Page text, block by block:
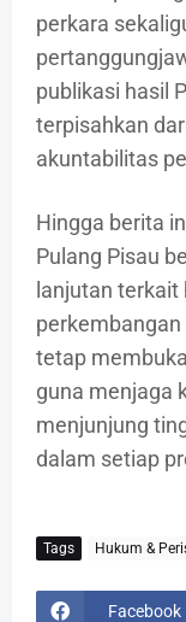
perkara
publikasi hasil
terpisahkan
akuntabilitas
Hingga berita
Pulang Pisau
lanjutan terkait
tetap
guna menjaga
menjunjung
dalam setiap
Tags Hukum &
Facebook